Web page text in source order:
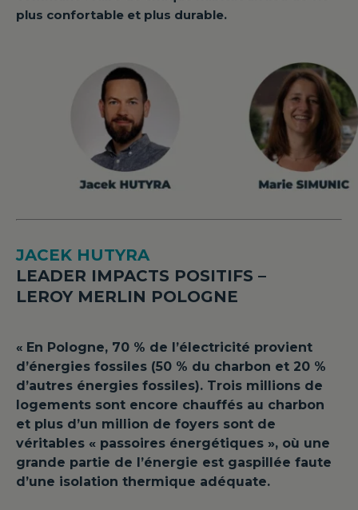
plus confortable et plus durable.
JACEK HUTYRA
LEADER IMPACTS POSITIFS –
LEROY MERLIN POLOGNE
« En Pologne, 70 % de l’électricité provient
d’énergies fossiles (50 % du charbon et 20 %
d’autres énergies fossiles). Trois millions de
logements sont encore chauffés au charbon
et plus d’un million de foyers sont de
véritables « passoires énergétiques », où une
grande partie de l’énergie est gaspillée faute
d’une isolation thermique adéquate.